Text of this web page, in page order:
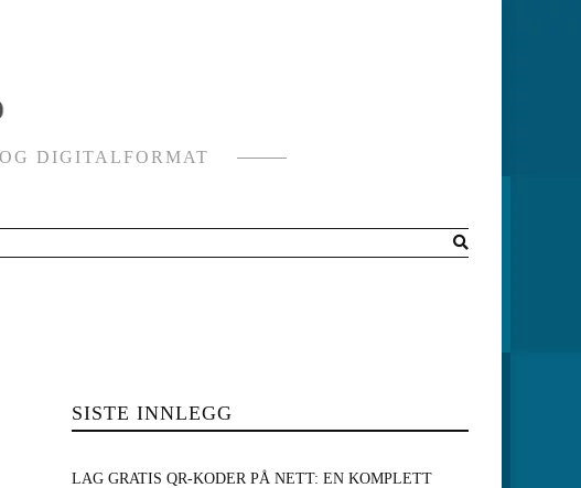
DIGITALFORMAT
SISTE INNLEGG
LAG GRATIS QR-KODER PÅ NETT: EN KOMPLETT